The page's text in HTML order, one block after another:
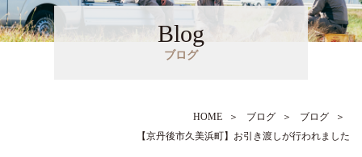
Blog
ブログ
HOME ＞ ブログ ＞ ブログ
＞
【京丹後市久美浜町】お引き渡しが行われました